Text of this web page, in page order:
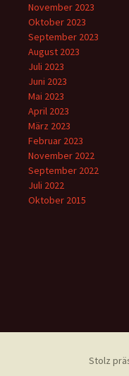
November 2023
Oktober 2023
September 2023
August 2023
Juli 2023
Juni 2023
Mai 2023
April 2023
März 2023
Februar 2023
November 2022
September 2022
Juli 2022
Oktober 2015
Stolz